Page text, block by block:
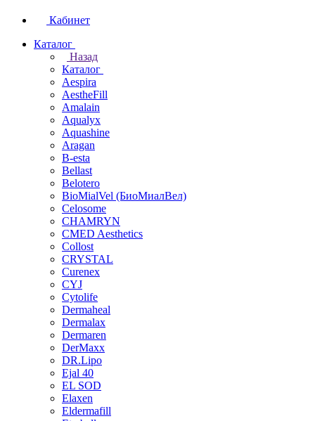
Кабинет
Каталог
Назад
Каталог
Aespira
AestheFill
Amalain
Aqualyx
Aquashine
Aragan
B-esta
Bellast
Belotero
BioMialVel (БиоМиалВел)
Celosome
CHAMRYN
CMED Aesthetics
Collost
CRYSTAL
Curenex
CYJ
Cytolife
Dermaheal
Dermalax
Dermaren
DerMaxx
DR.Lipo
Ejal 40
EL SOD
Elaxen
Eldermafill